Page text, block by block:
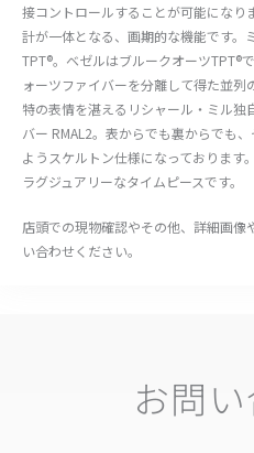
接コントロールすることが可能にな
計が一体となる、画期的な機能です。
TPT®。ベゼルはブルークオーツTPT®
ォーツファイバーを分離して得た並
特の表情を湛えるリシャール・ミル独
バー RMAL2。表からでも裏からでも
ようスケルトン仕様になっております
ラグジュアリーなタイムピースです。
店頭での現物確認やその他、詳細画
い合わせください。
お問